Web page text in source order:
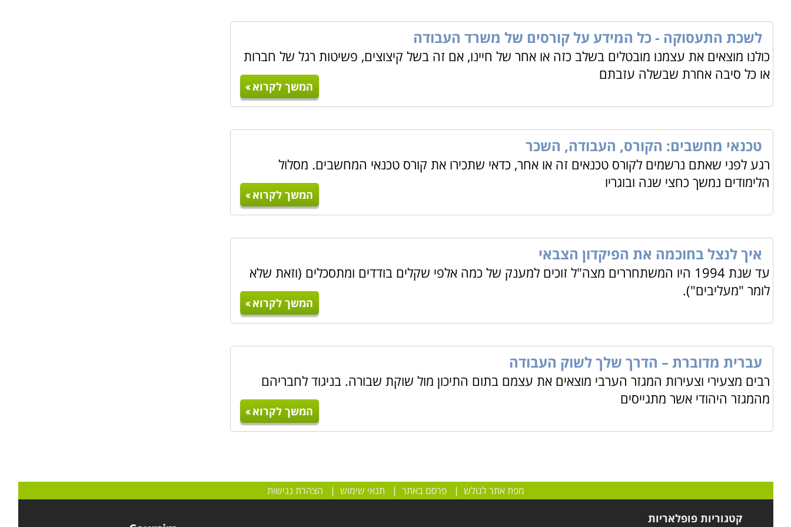
לשכת התעסוקה - כל המידע על קורסים של משרד העבודה
כולנו מוצאים את עצמנו מובטלים בשלב כזה או אחר של חיינו, אם זה בשל קיצוצים, פשיטות רגל של חברות
או כל סיבה אחרת שבשלה עזבתם
המשך לקרוא
טכנאי מחשבים: הקורס, העבודה, השכר
רגע לפני שאתם נרשמים לקורס טכנאים זה או אחר, כדאי שתכירו את קורס טכנאי המחשבים. מסלול
הלימודים נמשך כחצי שנה ובוגריו
המשך לקרוא
איך לנצל בחוכמה את הפיקדון הצבאי
עד שנת 1994 היו המשתחררים מצה"ל זוכים למענק של כמה אלפי שקלים בודדים ומתסכלים (וזאת שלא
לומר "מעליבים").
המשך לקרוא
עברית מדוברת – הדרך שלך לשוק העבודה
רבים מצעירי וצעירות המגזר הערבי מוצאים את עצמם בתום התיכון מול שוקת שבורה. בניגוד לחבריהם
מהמגזר היהודי אשר מתגייסים
המשך לקרוא
מפת אתר לגולש |פרסם באתר | תנאי שימוש | הצהרת נגישות
קטגוריות פופלאריות